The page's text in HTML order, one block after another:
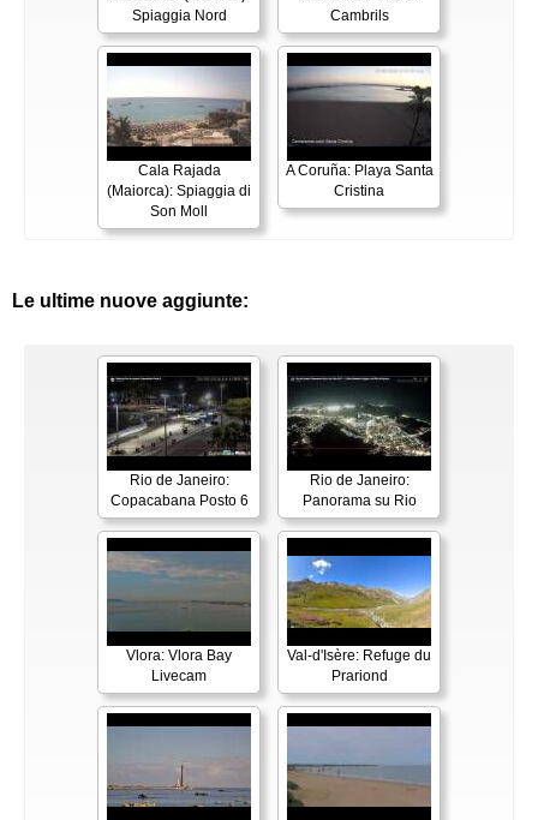
Spiaggia Nord
Cambrils
Cala Rajada
(Maiorca): Spiaggia di
Son Moll
A Coruña: Playa Santa
Cristina
Le ultime nuove aggiunte:
Rio de Janeiro:
Copacabana Posto 6
Rio de Janeiro:
Panorama su Rio
Vlora: Vlora Bay
Livecam
Val-d'Isère: Refuge du
Prariond